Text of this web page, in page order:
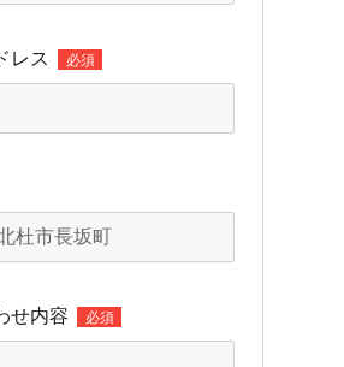
レス 必須
せ内容 必須